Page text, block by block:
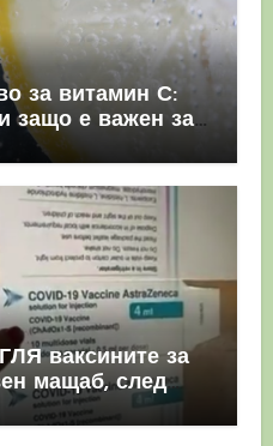
за витамин С:
защо е важен за
ваксините за
мащаб, след